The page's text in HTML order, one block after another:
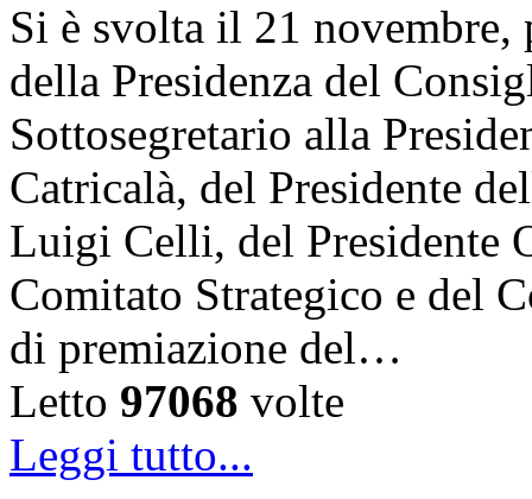
Si è svolta il 21 novembre,
della Presidenza del
Sottosegretario alla
Catricalà, del Presidente
Luigi Celli, del Presidente
Comitato Strategico e del
di premiazione del…
Letto 97068 volte
Leggi tutto...